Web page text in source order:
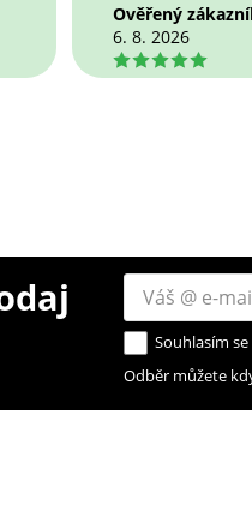
Ověřený
6. 8. 2026
5
Souhlasím se
Odběr můžete